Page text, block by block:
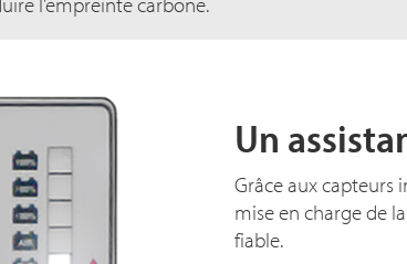
Un
Grâce aux capteurs
mise en charge de
fiable.